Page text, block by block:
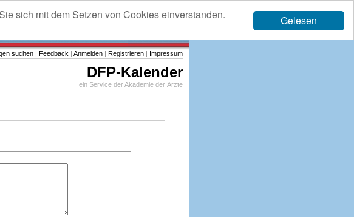
Gelesen
sich mit dem Setzen von Cookies einverstanden.
suchen | Feedback | Anmelden | Registrieren | Impressum
DFP-Kalender
ein Service derAkademie der Ärzte